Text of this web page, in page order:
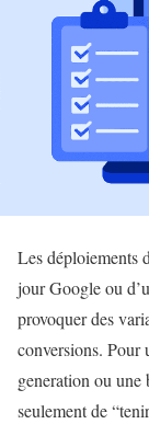
Les déploiements
jour Google ou
provoquer des
conversions. Pour
generation ou une
seulement de